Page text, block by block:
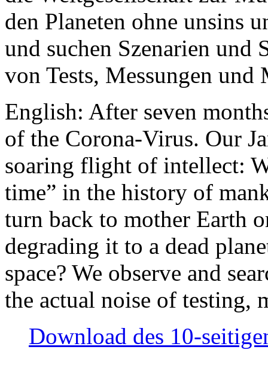
den Planeten ohne unsins
und suchen Szenarien und
von Tests, Messungen und
English: After seven
of the Corona-Virus. Our
soaring flight of intellect:
time” in the history of
turn back to mother Earth
degrading it to a dead
space? We observe and
the actual noise of testing,
Download des 10-